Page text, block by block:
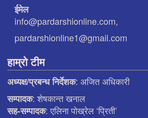
ईमेल
info@pardarshionline.com,
pardarshionline1@gmail.com
हाम्रो टीम
अध्यक्ष/प्रबन्ध निर्देशक: अजित अधिकारी
सम्पादक: शेषकान्त खनाल
सह-सम्पादक: एलिना पाेख्रेल ‘प्रिती’